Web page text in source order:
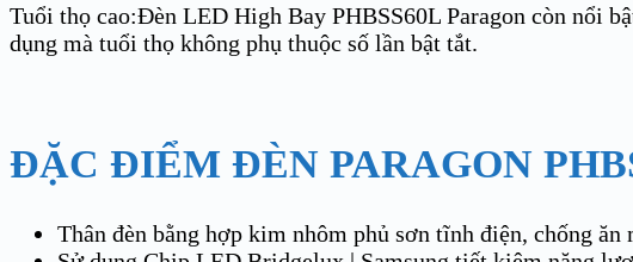
Tuổi thọ cao:Đèn LED High Bay PHBSS60L Paragon còn nổi
dụng mà tuổi thọ không phụ thuộc số lần bật tắt.
ĐẶC ĐIỂM ĐÈN PARAGON
Thân đèn bằng hợp kim nhôm phủ sơn tĩnh điện, chống ăn